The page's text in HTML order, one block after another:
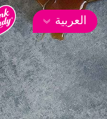
العربية